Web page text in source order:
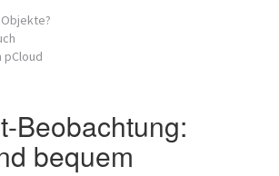
pCloud
Beobachtung:
bequem